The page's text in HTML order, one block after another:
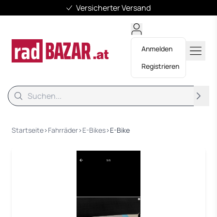
Versicherter Versand
Anmelden
Registrieren
Suche
Startseite›Fahrräder›E-Bikes›E-Bike